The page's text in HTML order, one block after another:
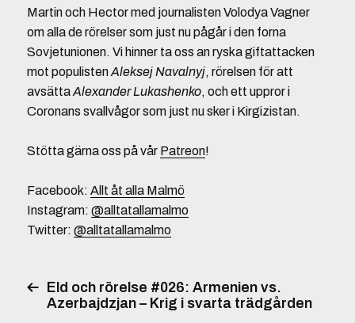
Martin och Hector med journalisten Volodya Vagner
om alla de rörelser som just nu pågår i den forna
Sovjetunionen. Vi hinner ta oss an ryska giftattacken
mot populistenAleksej Navalnyj, rörelsen för att
avsättaAlexander Lukashenko, och ett uppror i
Coronans svallvågor som just nu sker i Kirgizistan.
Stötta gärna oss på vår Patreon!
Facebook: Allt åt alla Malmö
Instagram: @alltatallamalmo
Twitter: @alltatallamalmo
Eld och rörelse #026: Armenien vs.
Azerbajdzjan – Krig i svarta trädgården